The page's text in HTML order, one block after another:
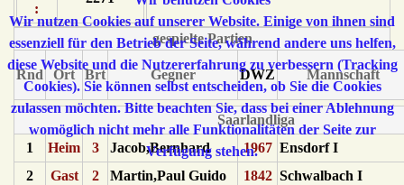
:
gespielte Partien
Rnd Ort Brt Gegner DWZ Mannschaft
Saarlandliga
1
Heim 3 Jacob,Bernhard 1967 Ensdorf I
2
Gast 2 Martin,Paul Guido 1842 Schwalbach I
Wir nutzen Cookies auf unserer Website. Einige von ihnen sind
essenziell für den Betrieb der Seite, während andere uns helfen,
diese Website und die Nutzererfahrung zu verbessern (Tracking
Cookies). Sie können selbst entscheiden, ob Sie die Cookies
zulassen möchten. Bitte beachten Sie, dass bei einer Ablehnung
womöglich nicht mehr alle Funktionalitäten der Seite zur
Verfügung stehen.